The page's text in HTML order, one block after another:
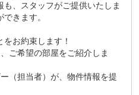
、スタッフがご提供いたしま
きます。
お約束します！
ご希望の部屋をご紹介しま
（担当者）が、物件情報を提